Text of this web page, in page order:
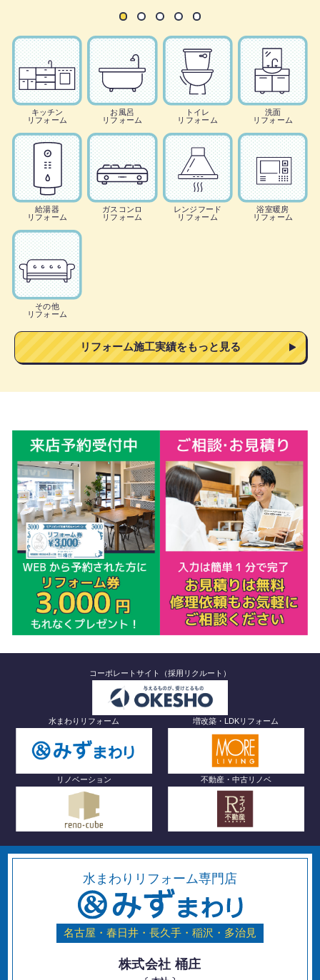
キッチン
リフォーム
お風呂
リフォーム
トイレ
リフォーム
洗面
リフォーム
給湯器
リフォーム
ガスコンロ
リフォーム
レンジフード
リフォーム
浴室暖房
リフォーム
その他
リフォーム
リフォーム施工実績をもっと見る
コーポレートサイト（採用リクルート）
水まわりリフォーム 増改築・LDKリフォーム
リノベーション 不動産・中古リノベ
水まわりリフォーム専門店
名古屋・春日井・長久手・稲沢・多治見
株式会社 桶庄